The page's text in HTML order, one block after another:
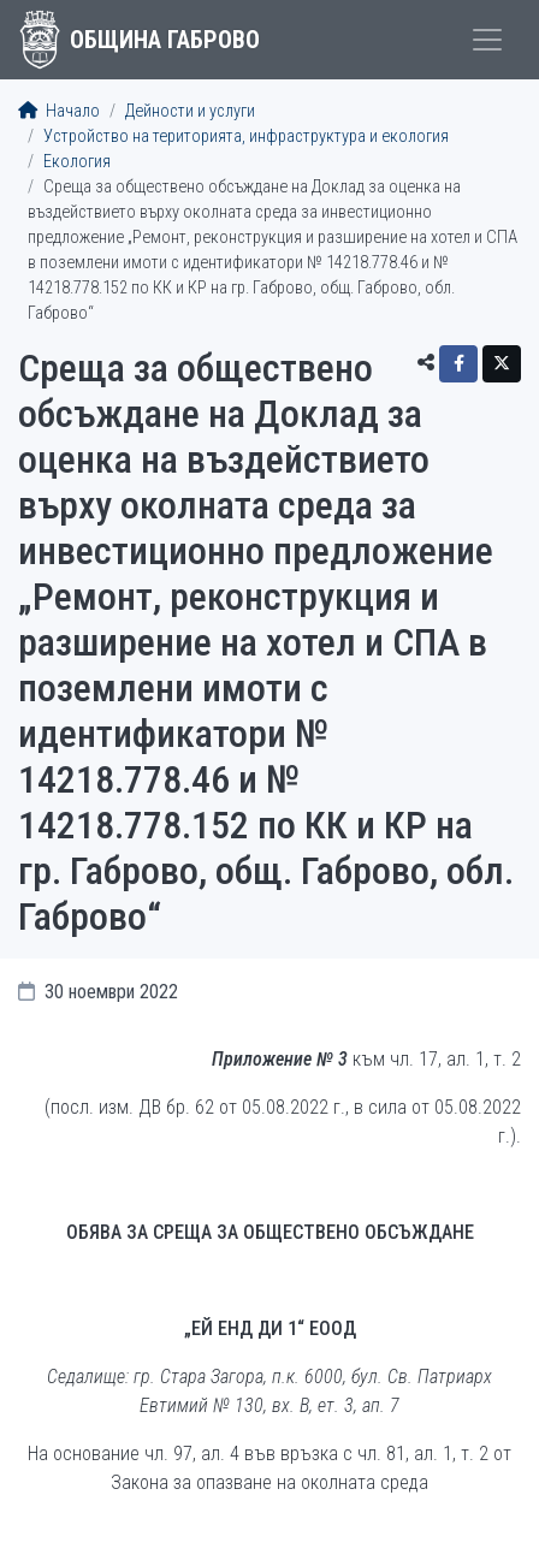
ОБЩИНА ГАБРОВО
Начало
Дейности и услуги
Устройство на територията, инфраструктура и екология
Екология
Среща за обществено обсъждане на Доклад за оценка на
въздействието върху околната среда за инвестиционно
предложение „Ремонт, реконструкция и разширение на хотел и СПА
в поземлени имоти с идентификатори № 14218.778.46 и №
14218.778.152 по КК и КР на гр. Габрово, общ. Габрово, обл.
Габрово“
Среща за обществено
обсъждане на Доклад за
оценка на въздействието
върху околната среда за
инвестиционно предложение
„Ремонт, реконструкция и
разширение на хотел и СПА в
поземлени имоти с
идентификатори №
14218.778.46 и №
14218.778.152 по КК и КР на
гр. Габрово, общ. Габрово, обл.
Габрово“
30 ноември 2022
Приложение № 3 към чл. 17, ал. 1, т. 2
(посл. изм. ДВ бр. 62 от 05.08.2022 г., в сила от 05.08.2022
г.).
ОБЯВА ЗА СРЕЩА ЗА ОБЩЕСТВЕНО ОБСЪЖДАНЕ
„ЕЙ ЕНД ДИ 1“ ЕООД
Седалище: гр. Стара Загора, п.к. 6000, бул. Св. Патриарх
Евтимий № 130, вх. В, ет. 3, ап. 7
На основание чл. 97, ал. 4 във връзка с чл. 81, ал. 1, т. 2 от
Закона за опазване на околната среда